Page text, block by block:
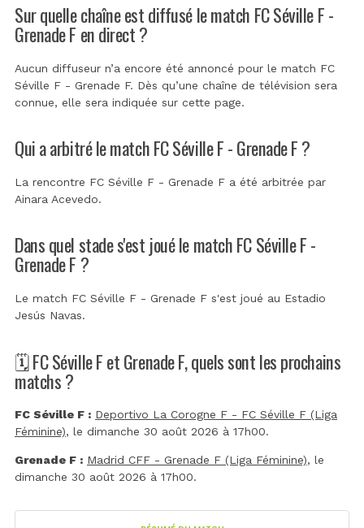
Sur quelle chaîne est diffusé le match FC Séville F -
Grenade F en direct ?
Aucun diffuseur n’a encore été annoncé pour le match FC
Séville F - Grenade F. Dès qu’une chaîne de télévision sera
connue, elle sera indiquée sur cette page.
Qui a arbitré le match FC Séville F - Grenade F ?
La rencontre FC Séville F - Grenade F a été arbitrée par
Ainara Acevedo.
Dans quel stade s'est joué le match FC Séville F -
Grenade F ?
Le match FC Séville F - Grenade F s'est joué au Estadio
Jesús Navas.
🗓️ FC Séville F et Grenade F, quels sont les prochains
matchs ?
FC Séville F : Deportivo La Corogne F - FC Séville F (Liga
Féminine), le dimanche 30 août 2026 à 17h00.
Grenade F : Madrid CFF - Grenade F (Liga Féminine), le
dimanche 30 août 2026 à 17h00.